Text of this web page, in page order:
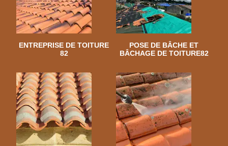
ENTREPRISE DE TOITURE
82
POSE DE BÂCHE ET
BÂCHAGE DE TOITURE82